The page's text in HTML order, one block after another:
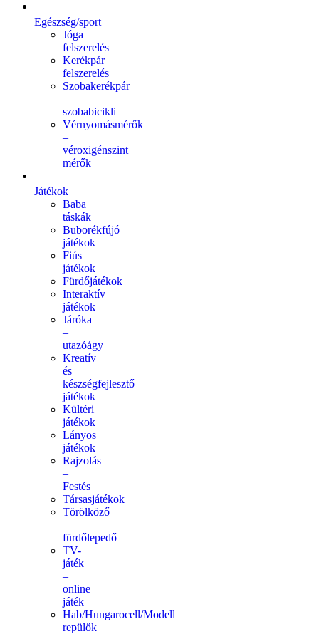
Egészség/sport
Jóga
felszerelés
Kerékpár
felszerelés
Szobakerékpár
–
szobabicikli
Vérnyomásmérők
–
véroxigénszint
mérők
Játékok
Baba
táskák
Buborékfújó
játékok
Fiús
játékok
Fürdőjátékok
Interaktív
játékok
Járóka
–
utazóágy
Kreatív
és
készségfejlesztő
játékok
Kültéri
játékok
Lányos
játékok
Rajzolás
–
Festés
Társasjátékok
Törölköző
–
fürdőlepedő
TV-
játék
–
online
játék
Hab/Hungarocell/Modell
repülők